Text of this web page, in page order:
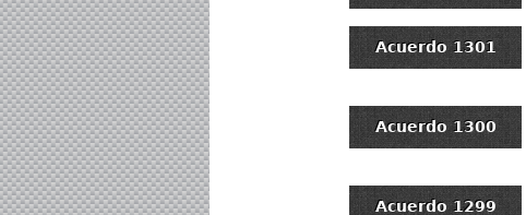
Acuerdo 1301
Acuerdo 1300
Acuerdo 1299